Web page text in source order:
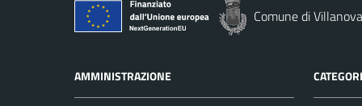
Comune di
AMMINISTRAZIONE